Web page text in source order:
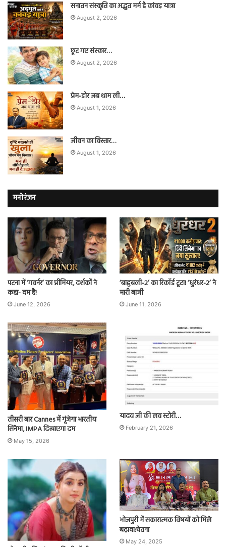
सनातन संस्कृति का अद्भुत मर्म है कांवड़ यात्रा
August 2, 2026
छूट गए संस्कार…
August 2, 2026
प्रेम-डोर जब थाम ली…
August 1, 2026
जीवन का विस्तार…
August 1, 2026
मनोरंजन
पटना में ‘गवर्नर’ का प्रीमियर, दर्शकों ने
कहा- दम है!
June 12, 2026
‘बाहुबली-2’ का रिकॉर्ड टूटा! ‘धुरंधर-2’ ने
मारी बाजी
June 11, 2026
तीसरी बार Cannes में गूंजेगा भारतीय
सिनेमा, IMPA दिखाएगा दम
May 15, 2026
यादव जी की लव स्टोरी…
February 21, 2026
भोजपुरी में सकारात्मक विषयों को मिले
बढ़ावा:चेतना
May 24, 2025